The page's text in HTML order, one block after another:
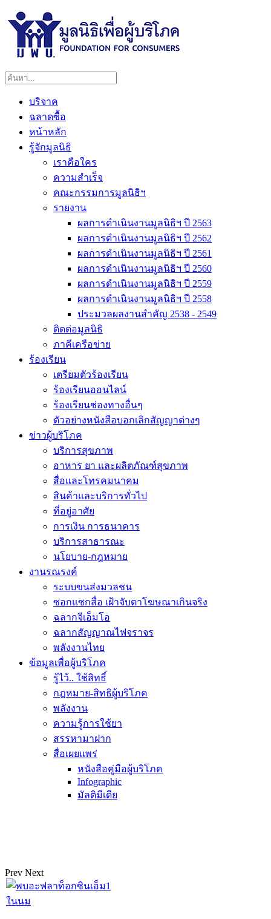
บริจาค
ฉลาดซื้อ
หน้าหลัก
รู้จักมูลนิธิ
เราคือใคร
ความสำเร็จ
คณะกรรมการมูลนิธิฯ
รายงาน
ผลการดำเนินงานมูลนิธิฯ ปี 2563
ผลการดำเนินงานมูลนิธิฯ ปี 2562
ผลการดำเนินงานมูลนิธิฯ ปี 2561
ผลการดำเนินงานมูลนิธิฯ ปี 2560
ผลการดำเนินงานมูลนิธิฯ ปี 2559
ผลการดำเนินงานมูลนิธิฯ ปี 2558
ประมวลผลงานสำคัญ 2538 - 2549
ติดต่อมูลนิธิ
ภาคีเครือข่าย
ร้องเรียน
เตรียมตัวร้องเรียน
ร้องเรียนออนไลน์
ร้องเรียนช่องทางอื่นๆ
ตัวอย่างหนังสือบอกเลิกสัญญาต่างๆ
ข่าวผู้บริโภค
บริการสุขภาพ
อาหาร ยา และผลิตภัณฑ์สุขภาพ
สื่อและโทรคมนาคม
สินค้าและบริการทั่วไป
ที่อยู่อาศัย
การเงิน การธนาคาร
บริการสาธารณะ
นโยบาย-กฎหมาย
งานรณรงค์
ระบบขนส่งมวลชน
ซอกแซกสื่อ เฝ้าจับตาโฆษณาเกินจริง
ฉลากจีเอ็มโอ
ฉลากสัญญาณไฟจราจร
พลังงานไทย
ข้อมูลเพื่อผู้บริโภค
รู้ไว้.. ใช้สิทธิ์
กฎหมาย-สิทธิผู้บริโภค
พลังงาน
ความรู้การใช้ยา
สรรหามาฝาก
สื่อเผยแพร่
หนังสือคู่มือผู้บริโภค
Infographic
มัลติมีเดีย
Prev Next